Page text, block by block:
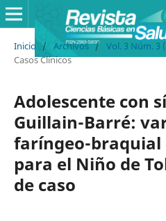
Inicio / Archivos / Vol. 3 Núm. 3
Casos Clínicos
Adolescente con
Guillain-Barré:
faríngeo-braquial
para el Niño de
de caso